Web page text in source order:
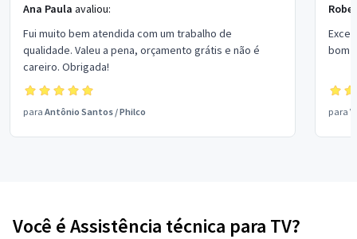
Ana Paula avaliou:
Fui muito bem atendida com um trabalho de
qualidade. Valeu a pena, orçamento grátis e não é
careiro. Obrigada!
para Antônio Santos /Philco
bom
para
Você é Assistência técnica para TV?